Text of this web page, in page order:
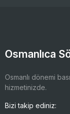
Osmanlıca
Osmanlı dönemi
hizmetinizde.
Bizi takip ediniz: